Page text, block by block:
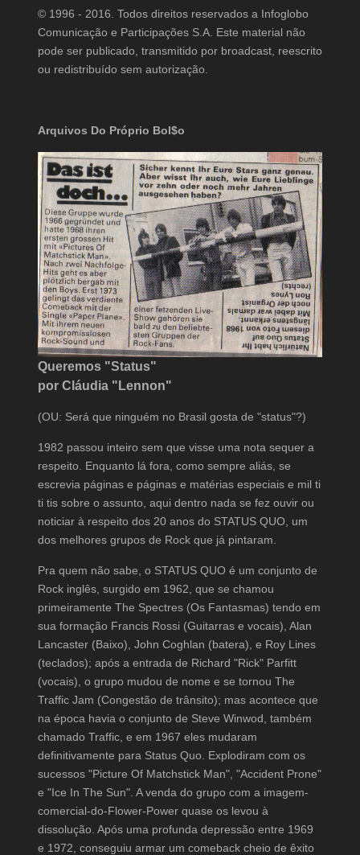
© 1996 - 2016. Todos direitos reservados a Infoglobo
Comunicação e Participações S.A. Este material não
pode ser publicado, transmitido por broadcast, reescrito
ou redistribuído sem autorização.
Arquivos Do Próprio Bol$o
Queremos "Status"
por Cláudia "Lennon"
(OU: Será que ninguém no Brasil gosta de "status"?)
1982 passou inteiro sem que visse uma nota sequer a
respeito. Enquanto lá fora, como sempre aliás, se
escrevia páginas e páginas e matérias especiais e mil ti
ti tis sobre o assunto, aqui dentro nada se fez ouvir ou
noticiar à respeito dos 20 anos do STATUS QUO, um
dos melhores grupos de Rock que já pintaram.
Pra quem não sabe, o STATUS QUO é um conjunto de
Rock inglês, surgido em 1962, que se chamou
primeiramente The Spectres (Os Fantasmas) tendo em
sua formação Francis Rossi (Guitarras e vocais), Alan
Lancaster (Baixo), John Coghlan (batera), e Roy Lines
(teclados); após a entrada de Richard "Rick" Parfitt
(vocais), o grupo mudou de nome e se tornou The
Traffic Jam (Congestão de trânsito); mas acontece que
na época havia o conjunto de Steve Winwod, também
chamado Traffic, e em 1967 eles mudaram
definitivamente para Status Quo. Explodiram com os
sucessos "Picture Of Matchstick Man", "Accident Prone"
e "Ice In The Sun". A venda do grupo com a imagem-
comercial-do-Flower-Power quase os levou à
dissolução. Após uma profunda depressão entre 1969
e 1972, conseguiu armar um comeback cheio de êxito